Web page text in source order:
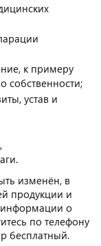
к примеру
собственности;
устав и
изменён, в
продукции и
информации о
по телефону
бесплатный.